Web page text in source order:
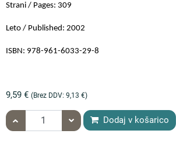
Strani / Pages: 309
Leto / Published: 2002
ISBN: 978-961-6033-29-8
9,59 € (Brez DDV: 9,13 €)
količina Rada Cossutta: POLJEDELJSKO in
Dodaj v košarico